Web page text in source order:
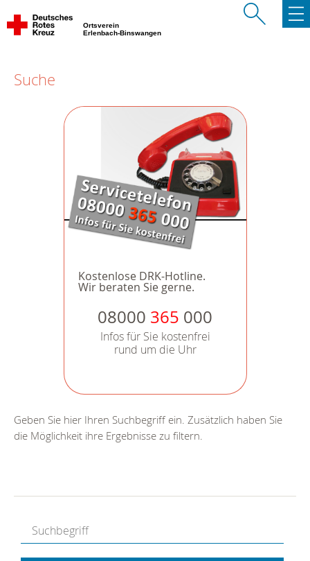
Ortsverein
Erlenbach-Binswangen
Suche
Kostenlose DRK-Hotline.
Wir beraten Sie gerne.
08000 365 000
Infos für Sie kostenfrei
rund um die Uhr
Geben Sie hier Ihren Suchbegriff ein. Zusätzlich haben Sie
die Möglichkeit ihre Ergebnisse zu filtern.